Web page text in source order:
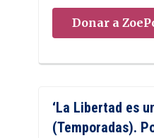
Donar a
‘La Libertad es
(Temporadas).